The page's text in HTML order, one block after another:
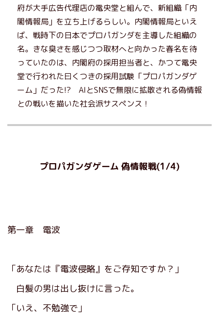
府が大手広告代理店の電央堂と組んで、新組織「内
閣情報局」を立ち上げるらしい。内閣情報局といえ
ば、戦時下の日本でプロパガンダを主導した組織の
名。きな臭さを感じつつ取材へと向かった春名を待
っていたのは、内閣府の採用担当者と、かつて電央
堂で行われた曰くつきの採用試験「プロパガンダゲ
ーム」だった!? AIとSNSで無限に拡散される偽情報
との戦いを描いた社会派サスペンス！
プロパガンダゲーム 偽情報戦(1/4)
第一章 電波
「あなたは『電波侵略』をご存知ですか？」
白髪の男は出し抜けに言った。
「いえ、不勉強で」